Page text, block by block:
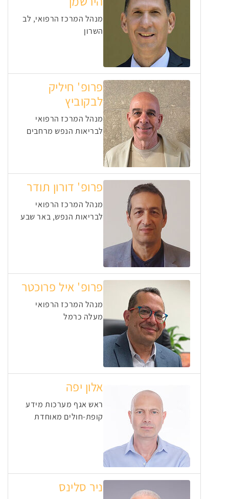
מנהל המרכז הרפואי, לב
השרון
פרופ' חיליק
לבקוביץ
מנהל המרכז הרפואי
לבריאות הנפש מרחבים
פרופ' דורון תודר
מנהל המרכז הרפואי
לבריאות הנפש, באר שבע
פרופ' איל פרוכטר
מנהל המרכז הרפואי
מעלה כרמל
אלון יפה
ראש אגף מערכות מידע
קופת-חולים מאוחדת
ניר סלינס